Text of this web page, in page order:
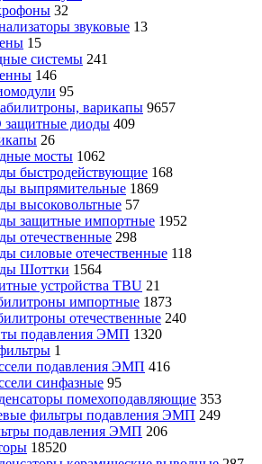
32
звуковые 13
15
системы 241
146
95
варикапы 9657
защитные диоды 409
26
мосты 1062
быстродействующие 168
выпрямительные 1869
высоковольтные 57
защитные импортные 1952
отечественные 298
силовые отечественные 118
Шоттки 1564
устройства TBU 21
импортные 1873
отечественные 240
подавления ЭМП 1320
1
подавления ЭМП 416
синфазные 95
помехоподавляющие 353
фильтры подавления ЭМП 249
подавления ЭМП 206
18520